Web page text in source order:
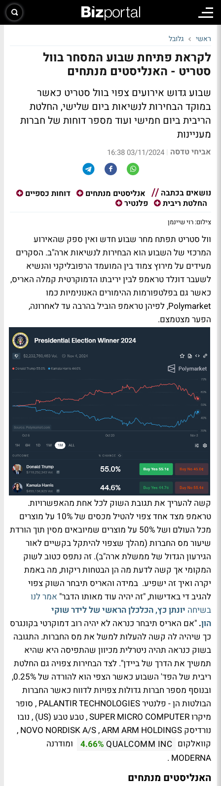
ראשי גלובל
לקראת פתיחת שבוע המסחר בוול
סטריט - האנליסטים מנתחים
שבוע גדוש אירועים צפוי בוול סטריט כאשר
במוקד הבחירות לנשיאות ביום שלישי, החלטת
הריבית ביום חמישי ועוד מספר דוחות של חברות
מעניינות
אביחי טדסה |
03/11/2024 16:38
נושאים בכתבה אנליסטים מנתחים
דוחות כספיים
החלטת ריבית
פלנטיר
צילום: רוי שיינמן
וול סטריט תפתח מחר שבוע חדש ואין ספק שהאירוע
המרכזי של השבוע הוא הבחירות לנשיאות ארה"ב. הסקרים
מעידים על מירוץ צמוד בין המועמד הרפובליקני והנשיא
לשעבר דונלד טראמפ לבין יריבתו הדמוקרטית קמלה האריס,
כאשר גם בפלטפורמות ההימורים האנונימיות כמו
Polymarket, לפיהן טראמפ הוביל בהרבה עד לאחרונה,
הפער מצטמצם.
קשה להעריך את תגובת השוק לכל אחת מהאפשרויות.
טראמפ מצד אחד צפוי להטיל מכסים של 10% על מוצרים
מכל העולם ושל 50% על מוצרים שמיובאים מסין תוך הורדת
שיעור מס החברות (מהלך שצפוי להיתקל בקשיים לאור
הגירעון הגדול של ממשלת ארה"ב). זה נתפס כטוב לשוק
המקומי אך קשה לדעת מה הן הבטחות ריקות, מה באמת
יקרה ואיך זה ישפיע. במידה והאריס תיבחר השוק צפוי
להגיב די באדישות, "זה יהיה עוד מאותו הדבר" אמר לנו
בשיחה יונתן כץ, הכלכלן הראשי של לידר שוקי
הון. "אם האריס תיבחר כנראה לא יהיה רוב דמוקרטי בקונגרס
כך שיהיה לה קשה להעלות למשל את מס החברות. התגובה
בשוק כנראה תהיה ניטרלית מכיוון שהתפיסה היא שהיא
תמשיך את הדרך של ביידן". לצד הבחירות צפויה גם החלטת
ריבית של הפד' השבוע כאשר הצפי הוא להורדה של 0.25%,
ובנוסף מספר חברות גדולות צפויות לדווח כאשר החברות
הבולטות הן - פלנטיר PALANTIR TECHNOLOGIES , סופר
מיקרו SUPER MICRO COMPUTER , טבע טבע (US) , נובו
נורדיסק NOVO NORDISK A/S , ARM ARM HOLDINGS ,
קוואלקום QUALCOMM INC
4.66%
ומודרנה
MODERNA .
האנליסטים מנתחים